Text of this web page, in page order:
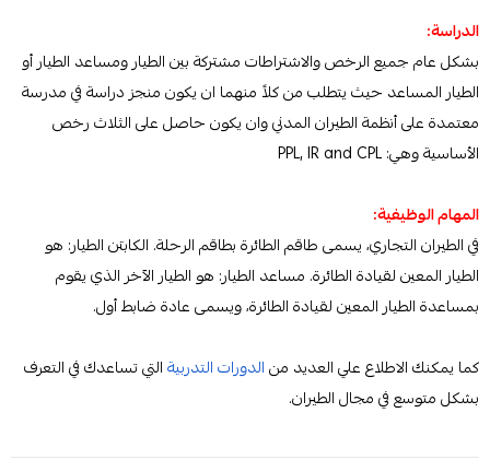
الدراسة:
بشكل عام جميع الرخص والاشتراطات مشتركة بين الطيار ومساعد الطيار أو
الطيار المساعد حيث يتطلب من كلاً منهما ان يكون منجز دراسة في مدرسة
معتمدة على أنظمة الطيران المدني وان يكون حاصل على الثلاث رخص
الأساسية وهي: PPL, IR and CPL
المهام الوظيفية:
في الطيران التجاري، يسمى طاقم الطائرة بطاقم الرحلة. الكابتن الطيار: هو
الطيار المعين لقيادة الطائرة. مساعد الطيار: هو الطيار الآخر الذي يقوم
بمساعدة الطيار المعين لقيادة الطائرة، ويسمى عادة ضابط أول.
كما يمكنك الاطلاع علي العديد منالدورات التدربيةالتي تساعدك في التعرف
بشكل متوسع في مجال الطيران.